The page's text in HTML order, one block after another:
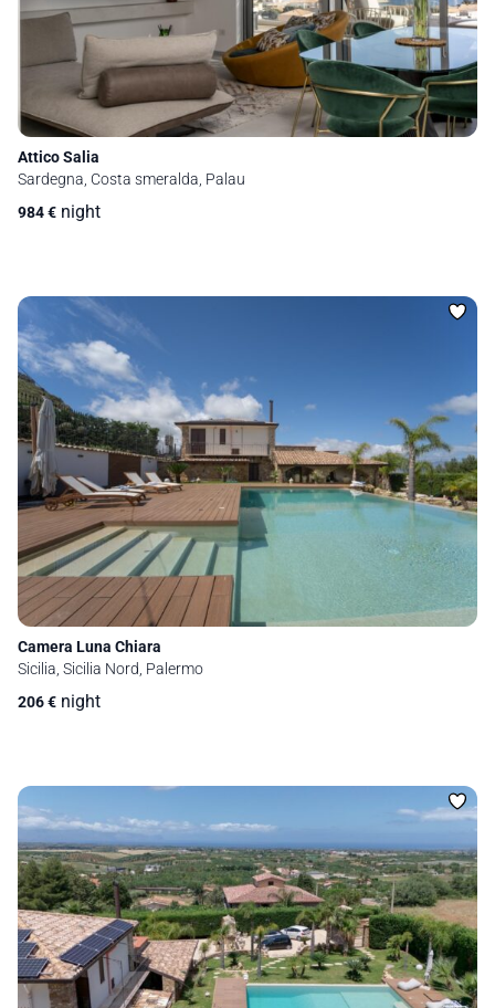
Attico Salia
Sardegna, Costa smeralda, Palau
984€ night
Camera Luna Chiara
Sicilia, Sicilia Nord, Palermo
206€ night